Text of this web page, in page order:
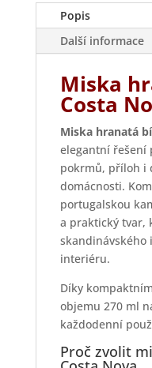
Popis
Další informace
Miska
Costa
Miska hranatá
elegantní řešení
pokrmů, příloh i
domácnosti.
portugalskou
a praktický tvar,
interiéru.
Díky
objemu 270 ml
každodenní
Proč zvolit